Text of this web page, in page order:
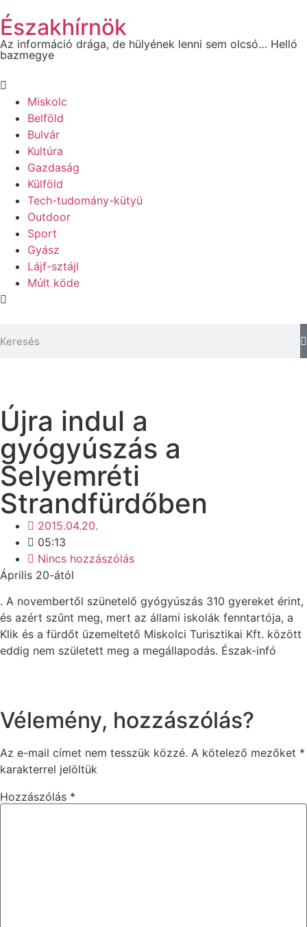
Északhírnök
Az információ drága, de hülyének lenni sem olcsó… Helló
bazmegye
Miskolc
Belföld
Bulvár
Kultúra
Gazdaság
Külföld
Tech-tudomány-kütyü
Outdoor
Sport
Gyász
Lájf-sztájl
Múlt köde
Újra indul a
gyógyúszás a
Selyemréti
Strandfürdőben
2015.04.20.
05:13
Nincs hozzászólás
Április 20-ától
. A novembertől szünetelő gyógy­úszás 310 gyereket érint,
és azért szűnt meg, mert az állami iskolák fenntartója, a
Klik és a fürdőt üzemeltető Miskolci Turisztikai Kft. között
eddig nem született meg a megállapodás. Észak-infó
Vélemény, hozzászólás?
Az e-mail címet nem tesszük közzé. A kötelező mezőket *
karakterrel jelöltük
Hozzászólás *